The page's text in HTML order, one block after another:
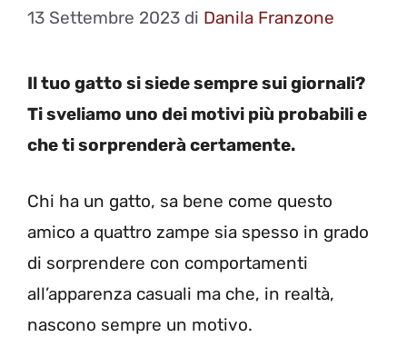
13 Settembre 2023 di Danila Franzone
Il tuo gatto si siede sempre sui giornali?
Ti sveliamo uno dei motivi più probabili e
che ti sorprenderà certamente.
Chi ha un gatto, sa bene come questo
amico a quattro zampe sia spesso in grado
di sorprendere con comportamenti
all’apparenza casuali ma che, in realtà,
nascono sempre un motivo.